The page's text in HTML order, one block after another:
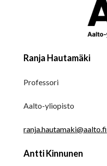
Ranja Hautamäki
Professori
Aalto-yliopisto
ranja.hautamaki@aalto.fi
Antti Kinnunen